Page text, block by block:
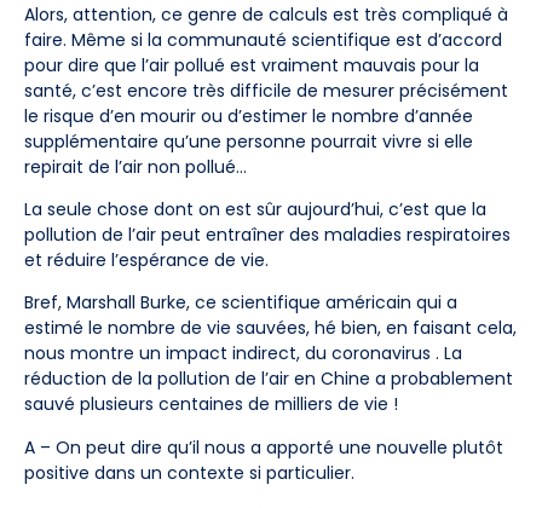
Alors, attention, ce genre de calculs est très compliqué à
faire. Même si la communauté scientifique est d’accord
pour dire que l’air pollué est vraiment mauvais pour la
santé, c’est encore très difficile de mesurer précisément
le risque d’en mourir ou d’estimer le nombre d’année
supplémentaire qu’une personne pourrait vivre si elle
repirait de l’air non pollué…
La seule chose dont on est sûr aujourd’hui, c’est que la
pollution de l’air peut entraîner des maladies respiratoires
et réduire l’espérance de vie.
Bref, Marshall Burke, ce scientifique américain qui a
estimé le nombre de vie sauvées, hé bien, en faisant cela,
nous montre un impact indirect, du coronavirus . La
réduction de la pollution de l’air en Chine a probablement
sauvé plusieurs centaines de milliers de vie !
A – On peut dire qu’il nous a apporté une nouvelle plutôt
positive dans un contexte si particulier.